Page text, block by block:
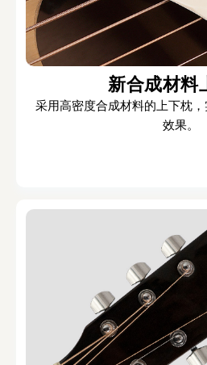
新合成材料
采用高密度合成材料的上下枕
效果。